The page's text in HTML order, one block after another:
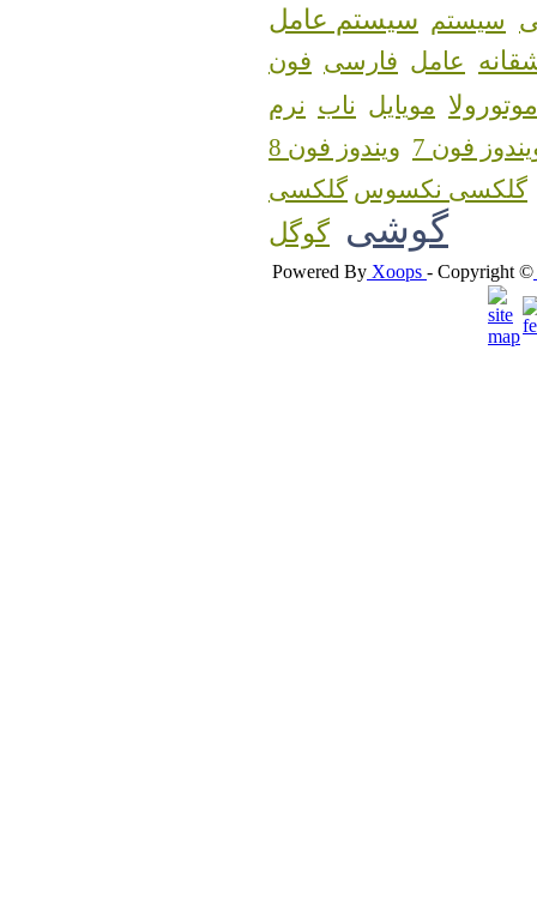
سیستم سیستم عامل
عامل فارسی فون
موتورولا مویایل ناب نرم
فون 7
ویندوز فون 8
گلکسی نکسوس
گوشی گوگل
Powered By Xoops - Copyright ©